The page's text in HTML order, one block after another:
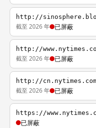
http://
截至 2026 年 已屏蔽
http://
截至 2026 年 已屏蔽
http://
截至 2026 年 已屏蔽
https://
已屏蔽